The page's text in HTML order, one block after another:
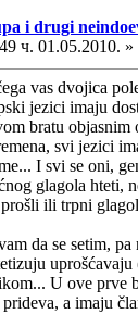
i drugi
ч. 01.05.2010. »
vas dvojica
jezici imaju
bratu
svi jezici
I svi se oni,
glagola
ili trpni
da se setim,
U ove prve
a imaju